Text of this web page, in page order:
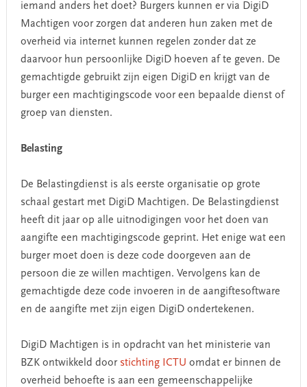
iemand anders het doet? Burgers kunnen er via DigiD
Machtigen voor zorgen dat anderen hun zaken met de
overheid via internet kunnen regelen zonder dat ze
daarvoor hun persoonlijke DigiD hoeven af te geven. De
gemachtigde gebruikt zijn eigen DigiD en krijgt van de
burger een machtigingscode voor een bepaalde dienst of
groep van diensten.
Belasting
De Belastingdienst is als eerste organisatie op grote
schaal gestart met DigiD Machtigen. De Belastingdienst
heeft dit jaar op alle uitnodigingen voor het doen van
aangifte een machtigingscode geprint. Het enige wat een
burger moet doen is deze code doorgeven aan de
persoon die ze willen machtigen. Vervolgens kan de
gemachtigde deze code invoeren in de aangiftesoftware
en de aangifte met zijn eigen DigiD ondertekenen.
DigiD Machtigen is in opdracht van het ministerie van
BZK ontwikkeld door stichting ICTU omdat er binnen de
overheid behoefte is aan een gemeenschappelijke